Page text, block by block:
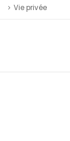
Vie privée